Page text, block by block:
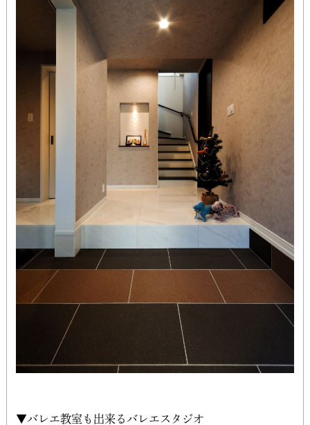
▼バレエ教室も出来るバレエスタジオ